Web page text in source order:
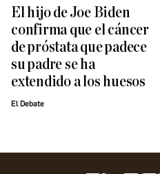
El hijo de Joe Biden
confirma que el cáncer
de próstata que padece
su padre se ha
extendido a los huesos
El Debate